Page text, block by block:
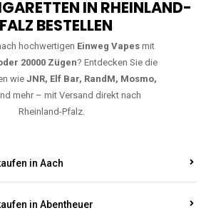
IN RHEINLAND-
BESTELLEN
hochwertigen Einweg Vapesmit
20000 Zügen ? Entdecken Sie die
wie JNR, Elf Bar, RandM, Mosmo,
mehr – mit Versand direkt nach
Rheinland-Pfalz.
in Aach
in Abentheuer